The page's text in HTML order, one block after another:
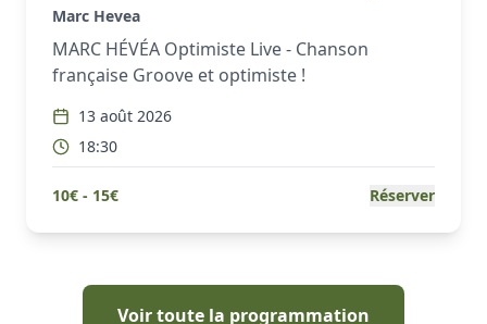
Marc Hevea
MARC HÉVÉA Optimiste Live - Chanson
française Groove et optimiste !
13 août 2026
18:30
10€ - 15€ Réserver
Voir toute la programmation